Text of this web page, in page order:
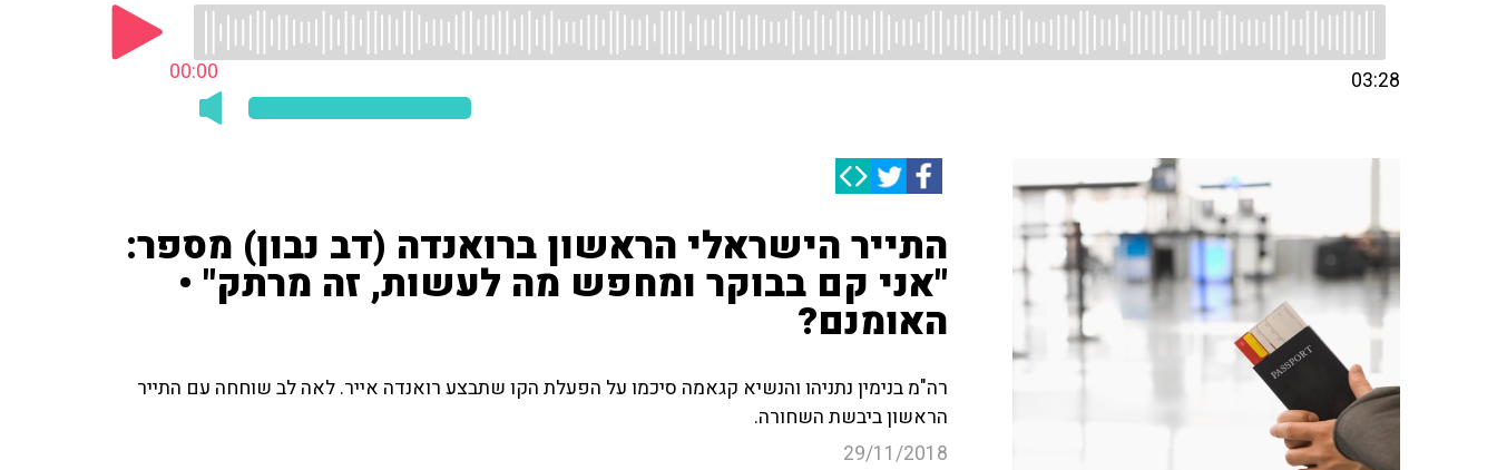
00:00 03:28
התייר הישראלי הראשון ברואנדה (דב נבון) מספר:
"אני קם בבוקר ומחפש מה לעשות, זה מרתק" •
האומנם?
רה"מ בנימין נתניהו והנשיא קגאמה סיכמו על הפעלת הקו שתבצע רואנדה אייר. לאה לב שוחחה עם התייר
הראשון ביבשת השחורה.
29/11/2018